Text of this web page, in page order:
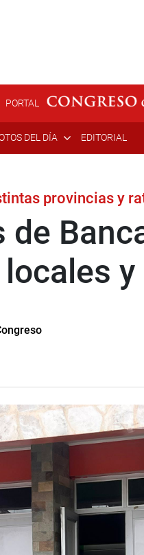
PORTAL
DEL DÍA EDITORIAL
provincias y
de